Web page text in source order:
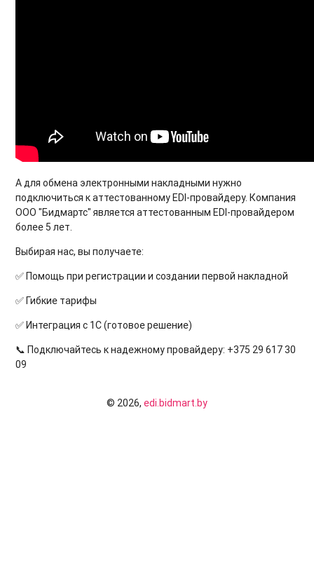
А для обмена электронными накладными нужно
подключиться к аттестованному EDI-провайдеру. Компания
ООО "Бидмартс" является аттестованным EDI-провайдером
более 5 лет.
Выбирая нас, вы получаете:
✅ Помощь при регистрации и создании первой накладной
✅ Гибкие тарифы
✅ Интеграция с 1С (готовое решение)
📞 Подключайтесь к надежному провайдеру: +375 29 617 30
09
© 2026, edi.bidmart.by